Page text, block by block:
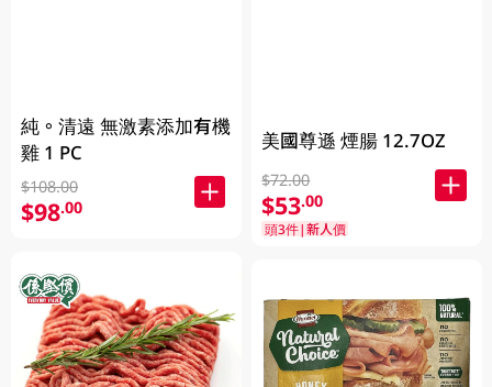
純。清遠 無激素添加有機
雞 1 PC
$108.00
$98.00
美國尊遜 煙腸 12.7OZ
$72.00
$53.00
頭3件|新人價